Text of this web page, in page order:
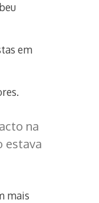
em
na
estava
mais